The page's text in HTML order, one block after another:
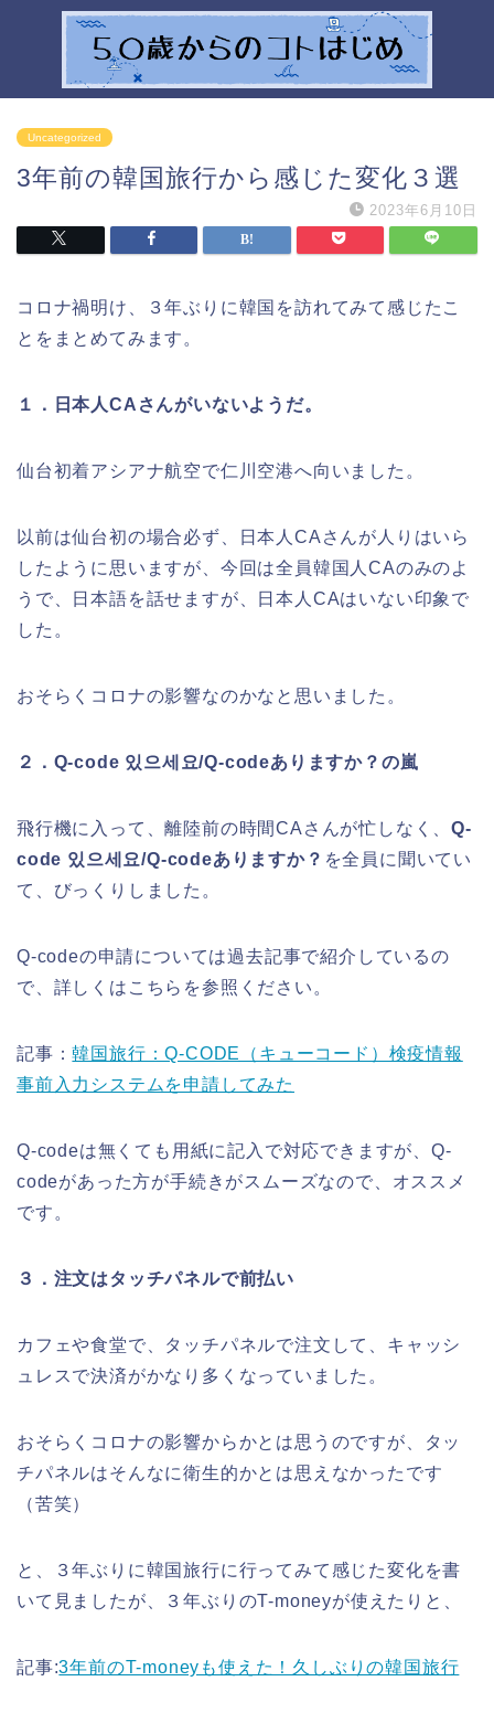
Uncategorized
3年前の韓国旅行から感じた変化３選
2023年6月10日
コロナ禍明け、３年ぶりに韓国を訪れてみて感じたこ
とをまとめてみます。
１．日本人CAさんがいないようだ。
仙台初着アシアナ航空で仁川空港へ向いました。
以前は仙台初の場合必ず、日本人CAさんが人りはいら
したように思いますが、今回は全員韓国人CAのみのよ
うで、日本語を話せますが、日本人CAはいない印象で
した。
おそらくコロナの影響なのかなと思いました。
２．Q-code 있으세요/Q-codeありますか？の嵐
飛行機に入って、離陸前の時間CAさんが忙しなく、Q-
code 있으세요/Q-codeありますか？ を全員に聞いてい
て、びっくりしました。
Q-codeの申請については過去記事で紹介しているの
で、詳しくはこちらを参照ください。
記事：韓国旅行：Q-CODE（キューコード）検疫情報
事前入力システムを申請してみた
Q-codeは無くても用紙に記入で対応できますが、Q-
codeがあった方が手続きがスムーズなので、オススメ
です。
３．注文はタッチパネルで前払い
カフェや食堂で、タッチパネルで注文して、キャッシ
ュレスで決済がかなり多くなっていました。
おそらくコロナの影響からかとは思うのですが、タッ
チパネルはそんなに衛生的かとは思えなかったです
（苦笑）
と、３年ぶりに韓国旅行に行ってみて感じた変化を書
いて見ましたが、３年ぶりのT-moneyが使えたりと、
記事:3年前のT-moneyも使えた！久しぶりの韓国旅行